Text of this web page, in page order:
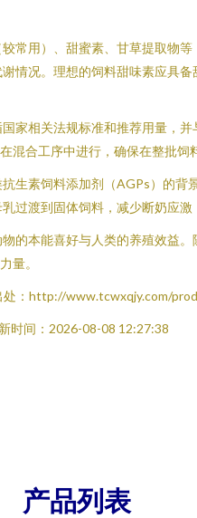
常用）、甜蜜素、甘草提取物
情况。理想的饲料甜味素应具
家相关法规标准和推荐用量，
混合工序中进行，确保在整批饲
生素饲料添加剂（AGPs）的
过渡到固体饲料，减少断奶应激
的本能喜好与人类的养殖效益
量。
处：http://www.tcwxqjy.com/
时间：2026-08-08 12:27:38
产品列表